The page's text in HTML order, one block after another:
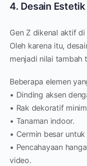
4. Desain
Gen Z dikenal aktif
Oleh karena itu,
menjadi nilai tambah
Beberapa elemen
• Dinding aksen
• Rak dekoratif
• Tanaman indoor.
• Cermin besar
• Pencahayaan
video.